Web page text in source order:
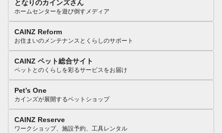
となりのカインズさん
ホームセンターを遊び倒すメディア
CAINZ Reform
お住まいのメンテナンスとくらしのサポート
CAINZ ペット総合サイト
ペットとのくらしを彩るサービスをお届け
Pet’s One
カインズが展開するペットショップ
CAINZ Reserve
ワークショップ、施設予約、工具レンタル